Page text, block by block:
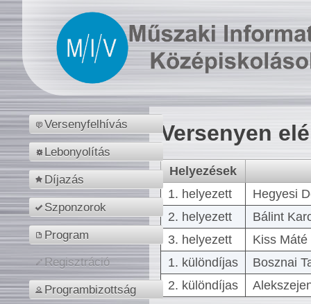
Versenyfelhívás
Lebonyolítás
Díjazás
Szponzorok
Program
Regisztráció
Programbizottság
Versenyen
Helyezések
1. helyezett
Hegyesi
2. helyezett
Bálint
3. helyezett
Kiss
1. különdíjas
Bosznai
2. különdíjas